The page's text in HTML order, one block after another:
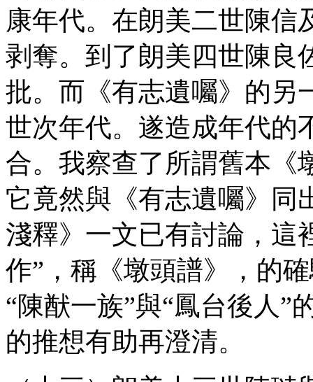
康年代。在朗美二世陳信
剥奪。到了朗美四世陳良
批。而《有志遺囑》的另
世次年代。遂造成年代的
合。我察查了所謂舊本《
它竟然與《有志遺囑》同
淺釋》一文已有討論，這
作”，稱《墩頭譜》，的
“陳猷一族”與“鳳台後人”
的推想有助再澄清。